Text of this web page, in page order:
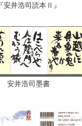
『安井浩司読本Ⅱ』
安井浩司墨書